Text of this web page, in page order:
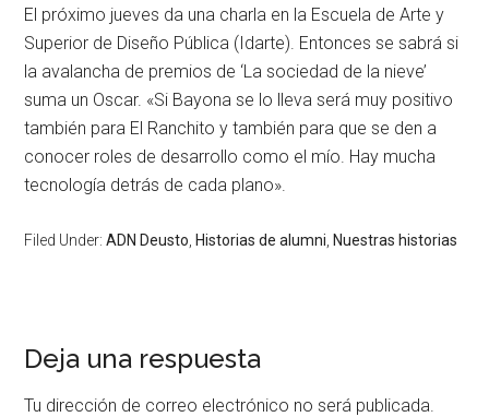
El próximo jueves da una charla en la Escuela de Arte y
Superior de Diseño Pública (Idarte). Entonces se sabrá si
la avalancha de premios de ‘La sociedad de la nieve’
suma un Oscar. «Si Bayona se lo lleva será muy positivo
también para El Ranchito y también para que se den a
conocer roles de desarrollo como el mío. Hay mucha
tecnología detrás de cada plano».
Filed Under:ADN Deusto Historias de alumni Nuestras historias
Deja una respuesta
Tu dirección de correo electrónico no será publicada.